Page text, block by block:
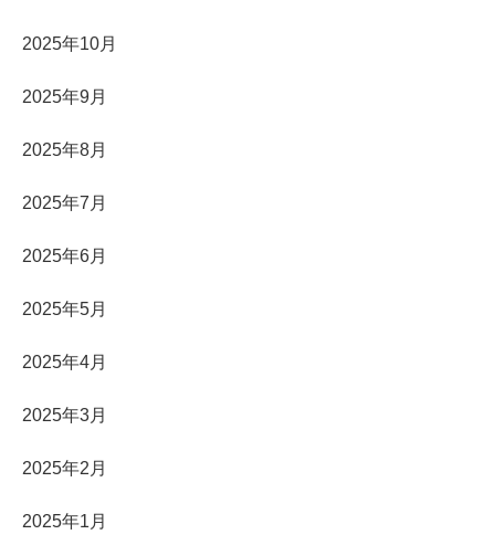
2025年10月
2025年9月
2025年8月
2025年7月
2025年6月
2025年5月
2025年4月
2025年3月
2025年2月
2025年1月